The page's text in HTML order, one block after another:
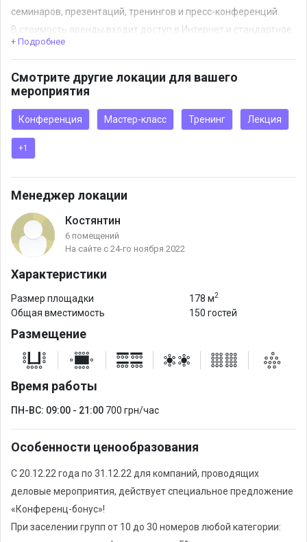
семинаров, презентаций, тренингов и пресс-конференций.
В стоимость аренды входит доступ в Интернет и стандартное
обеспечение. В соответствии с форматом Вашего
стол, класс и др.) мы оборудываем конференц-холл
эргономичными креслами, столами или стульями с
пюпитрами.
+ Подробнее
Смотрите другие локации для вашего
мероприятия
Конференция Мастер-класс Тренинг Лекция
+1
Менеджер локации
Костянтин
6 помещений
На сайте с 24-го ноября 2022
Характеристики
Размер площадки 178 м2
Общая вместимость 150 гостей
Размещение
Время работы
ПН-ВС: 09:00 - 21:00 700 грн/час
Особенности ценообразования
С 20.12.22 года по 31.12.22 для компаний, проводящих
деловые мероприятия, действует специальное предложение
«Конференц-бонус»!
При заселении групп от 10 до 30 номеров любой категории: